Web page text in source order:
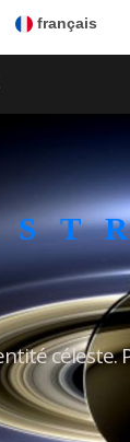
français
S T